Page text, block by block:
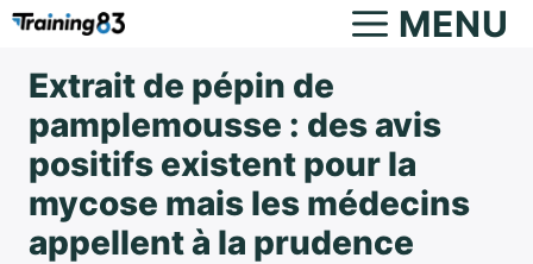
Aller
contenu
MENU
Extrait de pépin de
pamplemousse : des avis
positifs existent pour la
mycose mais les médecins
appellent à la prudence